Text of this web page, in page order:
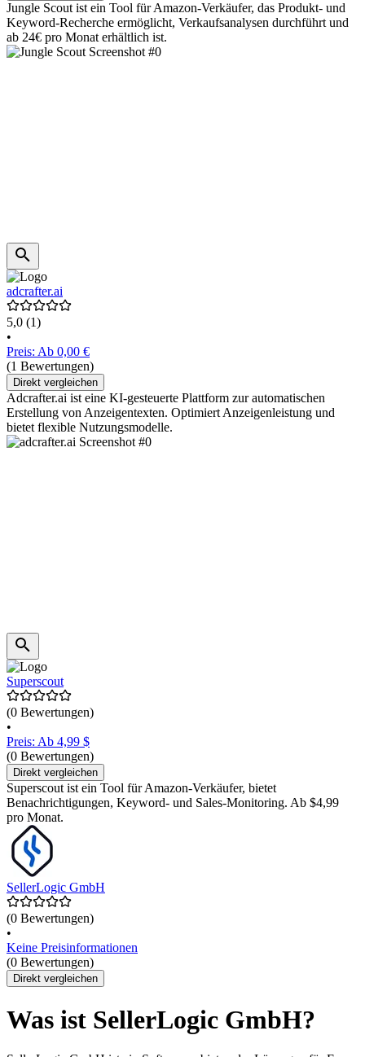
Jungle Scout ist ein Tool für Amazon-Verkäufer, das Produkt- und
Keyword-Recherche ermöglicht, Verkaufsanalysen durchführt und
ab 24€ pro Monat erhältlich ist.
adcrafter.ai
5,0 (1)
•
Preis: Ab 0,00 €
(1 Bewertungen)
Direkt vergleichen
Adcrafter.ai ist eine KI-gesteuerte Plattform zur automatischen
Erstellung von Anzeigentexten. Optimiert Anzeigenleistung und
bietet flexible Nutzungsmodelle.
Superscout
(0 Bewertungen)
•
Preis: Ab 4,99 $
(0 Bewertungen)
Direkt vergleichen
Superscout ist ein Tool für Amazon-Verkäufer, bietet
Benachrichtigungen, Keyword- und Sales-Monitoring. Ab $4,99
pro Monat.
SellerLogic GmbH
(0 Bewertungen)
•
Keine Preisinformationen
(0 Bewertungen)
Direkt vergleichen
Was ist SellerLogic GmbH?